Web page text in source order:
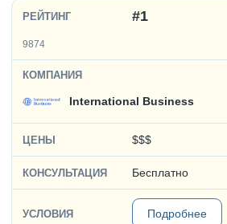
#1
9874
International Business
$$$
Бесплатно
Подробнее